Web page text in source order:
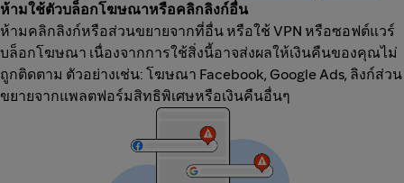
ห้ามใช้ตัวบล็อกโฆษณาหรือคลิกลิงก์อื่น
ห้ามคลิกลิงก์หรือส่วนขยายจากที่อื่น หรือใช้ VPN หรือซอฟต์แวร์
บล็อกโฆษณา เนื่องจากการใช้สิ่งนี้อาจส่งผลให้เงินคืนของคุณไม่
ถูกติดตาม ตัวอย่างเช่น: โฆษณา Facebook, Google Ads, ลิงก์ส่วน
ขยายจากแพลตฟอร์มสิทธิพิเศษหรือเงินคืนอื่นๆ